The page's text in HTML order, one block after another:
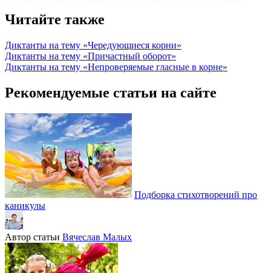
Читайте также
Диктанты на тему «Чередующиеся корни»
Диктанты на тему «Причастный оборот»
Диктанты на тему «Непроверяемые гласные в корне»
Рекомендуемые статьи на сайте
Подборка стихотворений про
каникулы
Автор статьи Вячеслав Малых